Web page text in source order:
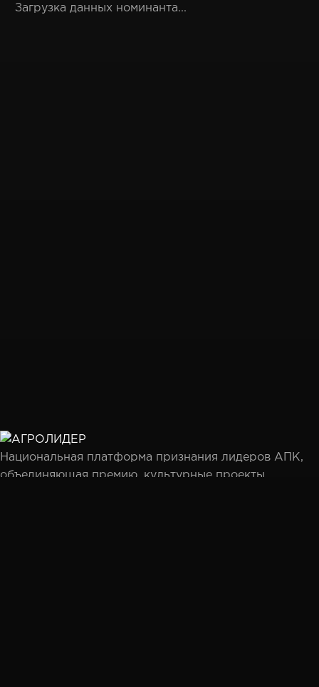
Загрузка данных номинанта...
Национальная платформа признания лидеров АПК,
объединяющая премию, культурные проекты,